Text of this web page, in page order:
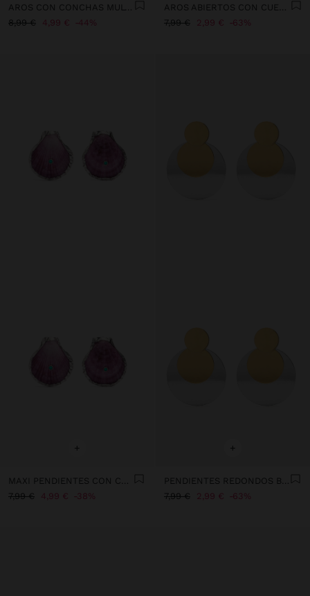
8,99 €
4,99 € 44%
7,99 €
2,99 € 63%
+
MAXI PENDIENTES CON CONCHA
7,99 €
4,99 € 38%
+
PENDIENTES REDONDOS BICOLOR
7,99 €
2,99 € 63%